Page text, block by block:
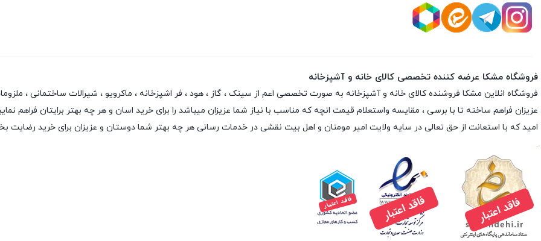
فروشگاه مشکا عرضه کننده تخصصی کالای خانه و آشپزخانه
فروشگاه انلاین مشکا فروشنده کالای خانه و آشپزخانه به صورت تخصصی اعم از سینک ، گاز ، هود ، فر اشپزخانه ، ماکرویو ، شیرالات ساختمانی ،
عزیزان فراهم ساخته تا با برسی ، مقایسه واستعلام قیمت انچه که مناسب با نیاز شما عزیزان میباشد را برای خرید اسان و هر چه بهتر برایتان فراهم
امید که با استعانت از حق تعالی در سایه ولایت امیر مومنان و اهل بیت نقشی در خدمات رسانی هر چه بهتر شما دوستان و عزیزان برای خرید
.